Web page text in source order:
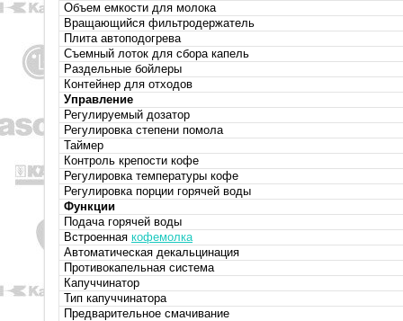
Объем емкости для молока
Вращающийся фильтродержатель
Плита автоподогрева
Съемный лоток для сбора капель
Раздельные бойлеры
Контейнер для отходов
Управление
Регулируемый дозатор
Регулировка степени помола
Таймер
Контроль крепости кофе
Регулировка температуры кофе
Регулировка порции горячей воды
Функции
Подача горячей воды
Встроенная кофемолка
Автоматическая декальцинация
Противокапельная система
Капуччинатор
Тип капуччинатора
Предварительное смачивание